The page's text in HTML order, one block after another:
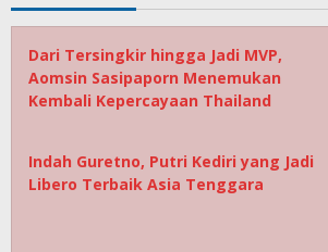
Dari Tersingkir hingga Jadi MVP,
Aomsin Sasipaporn Menemukan
Kembali Kepercayaan Thailand
Indah Guretno, Putri Kediri yang Jadi
Libero Terbaik Asia Tenggara